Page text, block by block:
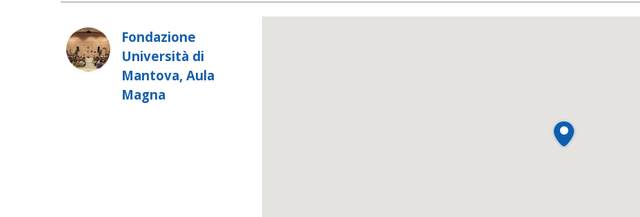
Fondazione
Università di
Mantova, Aula
Magna